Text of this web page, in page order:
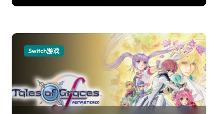
Switch游戏